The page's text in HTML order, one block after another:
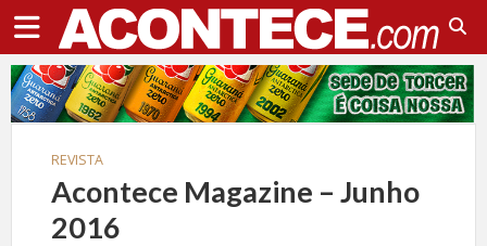
REVISTA
Acontece Magazine – Junho
2016